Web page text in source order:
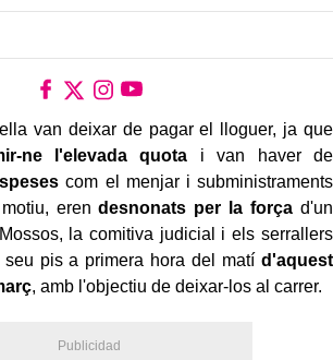
parella, unadona gran amb situació
van deixar de pagar el lloguer, ja que
ne l'elevada quota i van haver de
com el menjar i subministraments
motiu, erendesnonats per la força d'un
la comitiva judicial i els serrallers
pis a primera hora del matí d'aquest
, amb l'objectiu de deixar-los al carrer.